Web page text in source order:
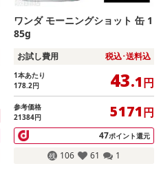
ワンダ モーニングショット 缶 1
85g
お試し費用 税込･送料込
1本あたり
178.2円 43.1円
参考価格
21384円
5171円
47ポイント還元
106 61 1